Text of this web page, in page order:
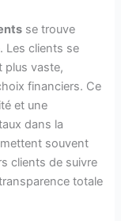
se trouve
Les clients se
plus vaste,
financiers. Ce
et une
dans la
souvent
clients de suivre
totale